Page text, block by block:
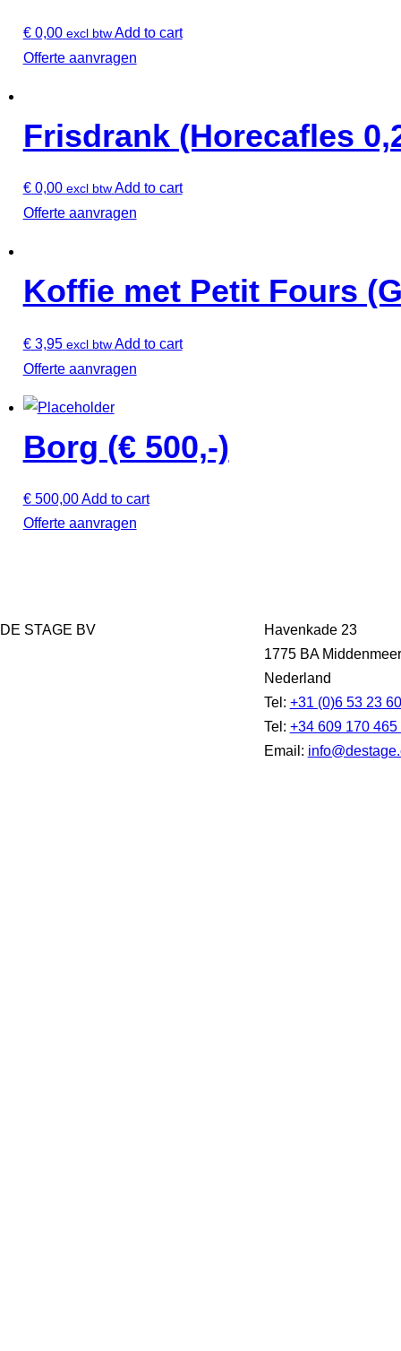
€0,00 excl btw Add to cart
Offerte aanvragen
Frisdrank (Horecafles
€0,00 excl btw Add to cart
Offerte aanvragen
Koffie met Petit Fours
€3,95 excl btw Add to cart
Offerte aanvragen
Borg (€ 500,-)
€500,00 Add to cart
Offerte aanvragen
DE STAGE BV
Havenkade 23
1775 BA Middenmeer
Nederland
Tel: +31 (0)6 53 23
Tel: +34 609 170 465
Email: